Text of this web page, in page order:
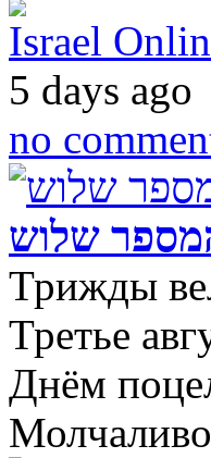
Israel
5 days ago
no
שלוש
Трижды
Третье
Днём